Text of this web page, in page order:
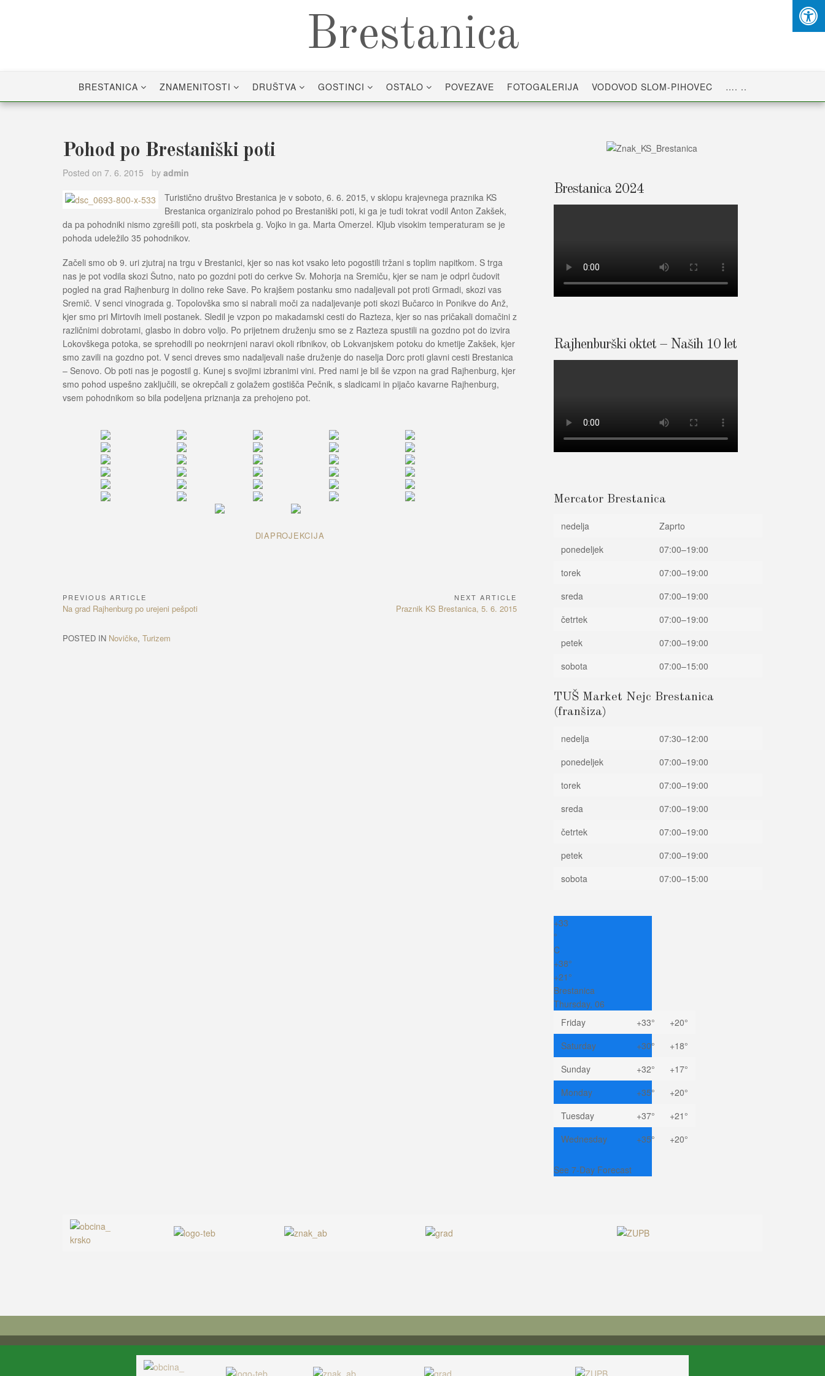
Brestanica
BRESTANICA ZNAMENITOSTI DRUŠTVA GOSTINCI OSTALO POVEZAVE FOTOGALERIJA VODOVOD SLOM-PIHOVEC …. ..
Pohod po Brestaniški poti
Posted on 7. 6. 2015 by admin
Turistično društvo Brestanica je v soboto, 6. 6. 2015, v sklopu krajevnega praznika KS
Brestanica organiziralo pohod po Brestaniški poti, ki ga je tudi tokrat vodil Anton Zakšek,
da pa pohodniki nismo zgrešili poti, sta poskrbela g. Vojko in ga. Marta Omerzel. Kljub visokim temperaturam se je
pohoda udeležilo 35 pohodnikov.
Začeli smo ob 9. uri zjutraj na trgu v Brestanici, kjer so nas kot vsako leto pogostili tržani s toplim napitkom. S trga
nas je pot vodila skozi Šutno, nato po gozdni poti do cerkve Sv. Mohorja na Sremiču, kjer se nam je odprl čudovit
pogled na grad Rajhenburg in dolino reke Save. Po krajšem postanku smo nadaljevali pot proti Grmadi, skozi vas
Sremič. V senci vinograda g. Topolovška smo si nabrali moči za nadaljevanje poti skozi Bučarco in Ponikve do Anž,
kjer smo pri Mirtovih imeli postanek. Sledil je vzpon po makadamski cesti do Razteza, kjer so nas pričakali domačini z
različnimi dobrotami, glasbo in dobro voljo. Po prijetnem druženju smo se z Razteza spustili na gozdno pot do izvira
Lokovškega potoka, se sprehodili po neokrnjeni naravi okoli ribnikov, ob Lokvanjskem potoku do kmetije Zakšek, kjer
smo zavili na gozdno pot. V senci dreves smo nadaljevali naše druženje do naselja Dorc proti glavni cesti Brestanica
– Senovo. Ob poti nas je pogostil g. Kunej s svojimi izbranimi vini. Pred nami je bil še vzpon na grad Rajhenburg, kjer
smo pohod uspešno zaključili, se okrepčali z golažem gostišča Pečnik, s sladicami in pijačo kavarne Rajhenburg,
vsem pohodnikom so bila podeljena priznanja za prehojeno pot.
DIAPROJEKCIJA
Navigacija
PREVIOUS ARTICLE
Previous
Na grad Rajhenburg po urejeni pešpoti
NEXT ARTICLE
Next
Praznik KS Brestanica, 5. 6. 2015
POSTED IN Novičke, Turizem
Brestanica 2024
Rajhenburški oktet – Naših 10 let
Mercator Brestanica
nedelja
Zaprto
ponedeljek
07:00–19:00
torek
07:00–19:00
sreda
07:00–19:00
četrtek
07:00–19:00
petek
07:00–19:00
sobota
07:00–15:00
TUŠ Market Nejc Brestanica
(franšiza)
nedelja
07:30–12:00
ponedeljek
07:00–19:00
torek
07:00–19:00
sreda
07:00–19:00
četrtek
07:00–19:00
petek
07:00–19:00
sobota
07:00–15:00
+33
°
C
+38°
+21°
Brestanica
Thursday, 06
Friday
+33° +20°
Saturday
+30° +18°
Sunday
+32° +17°
Monday
+35° +20°
Tuesday
+37° +21°
Wednesday
+35° +20°
See 7-Day Forecast